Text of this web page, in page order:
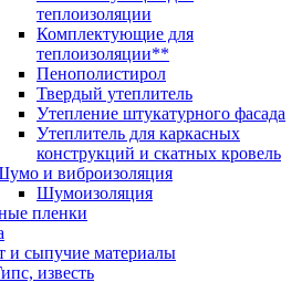
теплоизоляции
Комплектующие для
теплоизоляции**
Пенополистирол
Твердый утеплитель
Утепление штукатурного фасада
Утеплитель для каркасных
конструкций и скатных кровель
и виброизоляция
Шумоизоляция
пленки
и сыпучие материалы
известь